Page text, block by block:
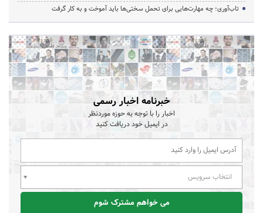
تاب‌آوری؛ چه مهارت‌هایی برای تحمل سختی‌ها باید آموخت و به کار گرفت
خبرنامه اخبار رسمی
اخبار را با توجه به حوزه موردنظر
در ایمیل خود دریافت کنید
انتخاب سرویس
می خواهم مشترک شوم